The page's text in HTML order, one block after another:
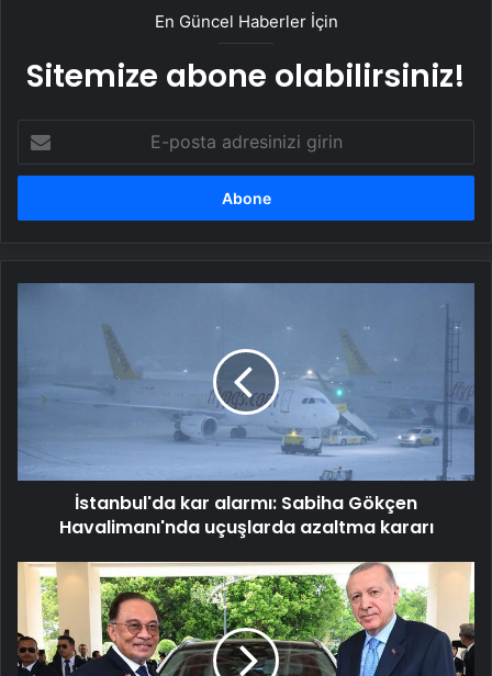
En Güncel Haberler İçin
Sitemize abone olabilirsiniz!
posta
adresinizi
Gökçen
Havalimanı'nda
azaltma
kararı
İstanbul'da kar alarmı: Sabiha Gökçen
Havalimanı'nda uçuşlarda azaltma kararı
Erdoğan'ın
ziyareti
Malezya
basınında
geniş